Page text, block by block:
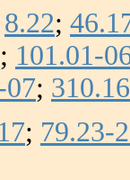
8.22;
; 101.01-
07;
; 79.23-